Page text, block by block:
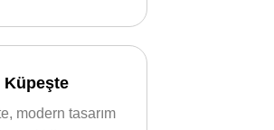
Küpeşte
modern tasarım